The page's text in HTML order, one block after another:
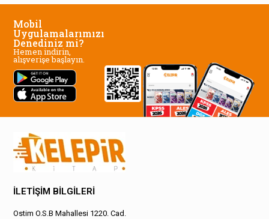
Mobil
Uygulamalarımızı
Denediniz mi?
Hemen indirin,
alışverişe başlayın.
İLETİŞİM BİLGİLERİ
Ostim O.S.B Mahallesi 1220. Cad.